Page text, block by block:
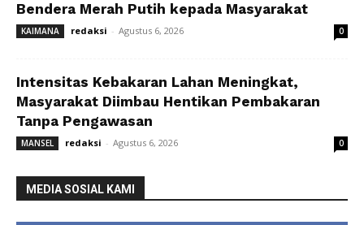
Bendera Merah Putih kepada Masyarakat
KAIMANA redaksi - Agustus 6, 2026 0
Intensitas Kebakaran Lahan Meningkat,
Masyarakat Diimbau Hentikan Pembakaran
Tanpa Pengawasan
MANSEL redaksi - Agustus 6, 2026 0
MEDIA SOSIAL KAMI